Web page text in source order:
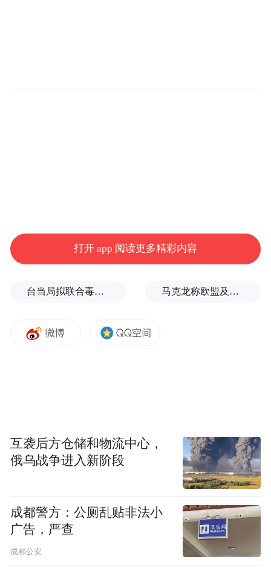
打开 app 阅读更多精彩内容
台当局拟联合毒油企业放宽致癌物标准，蒋万安：非常离谱 马克龙称欧盟及其伙伴将继续加大对俄施压，扎哈罗娃发声
互袭后方仓储和物流中心，
俄乌战争进入新阶段
成都警方：公厕乱贴非法小
广告，严查
成都公安